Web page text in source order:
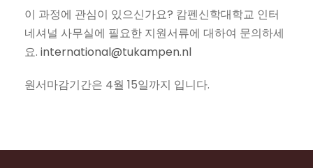
이 과정에 관심이 있으신가요? 캄펜신학대학교 인터
네셔널 사무실에 필요한 지원서류에 대하여 문의하세
요. international@tukampen.nl
원서마감기간은 4월 15일까지 입니다.